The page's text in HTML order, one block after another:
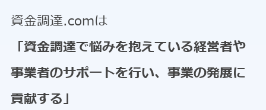
資金調達.comは
「資金調達で悩みを抱えている経営者や
事業者のサポートを行い、事業の発展に
貢献する」